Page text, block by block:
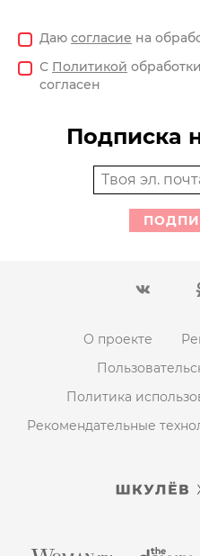
Даю согласие на
С Политикой
согласен
Подписка
О проекте
Политика
Рекомендательные